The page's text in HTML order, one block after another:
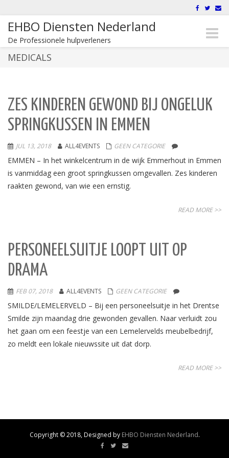
EHBO Diensten Nederland
De Professionele hulpverleners
Toggle
MEDICALS
ZES KINDEREN GEWOND BIJ ONGELUK
SPRINGKUSSEN IN EMMEN
JUL 13, 2018 ALL4EVENTS GEEN CATEGORIE
EMMEN – In het winkelcentrum in de wijk Emmerhout in Emmen
is vanmiddag een groot springkussen omgevallen. Zes kinderen
raakten gewond, van wie een ernstig.
READ MORE >>
PERSONEELSUITJE LOOPT UIT OP
DRAMA
FEB 07, 2018 ALL4EVENTS GEEN CATEGORIE
SMILDE/LEMELERVELD – Bij een personeelsuitje in het Drentse
Smilde zijn maandag drie gewonden gevallen. Naar verluidt zou
het gaan om een feestje van een Lemelervelds meubelbedrijf,
zo meldt een lokale nieuwssite uit dat dorp.
READ MORE >>
Copyright © 2018, Designed by EHBO Diensten Nederland.